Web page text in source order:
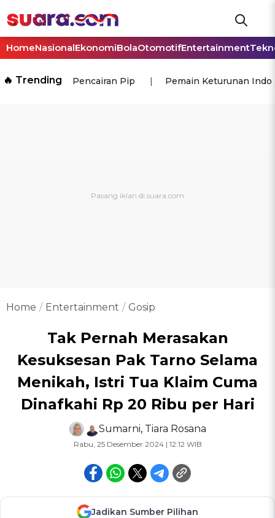
HomeNasionalEkonomiBolaOtomotifEntertainment
🔥 Trending Pencairan Pip Pemain Keturunan
Home Entertainment Gosip
Tak Pernah Merasakan
Kesuksesan Pak Tarno Selama
Menikah, Istri Tua Klaim Cuma
Dinafkahi Rp 20 Ribu per Hari
Sumarni, Tiara Rosana
Rabu, 25 Desember 2024 | 12:12 WIB
Jadikan Sumber Pilihan